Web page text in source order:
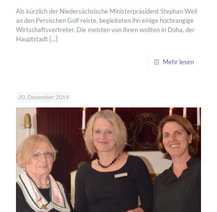
Als kürzlich der Niedersächsische Ministerpräsident Stephan Weil
an den Persischen Golf reiste, begleiteten ihn einige hochrangige
Wirtschaftsvertreter. Die meisten von ihnen wollten in Doha, der
Hauptstadt […]
Mehr lesen
20. Dezember 2019